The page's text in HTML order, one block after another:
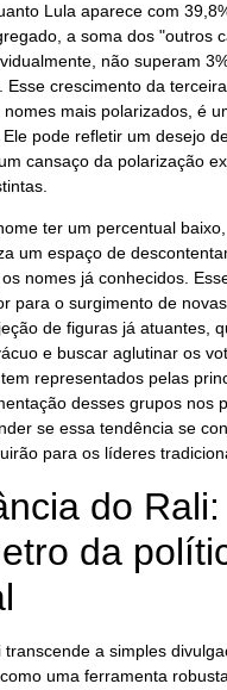
Lula aparece com
a soma dos "outros
não superam
Esse crescimento da
mais polarizados, é
pode refletir um desejo
cansaço da polarização
ter um percentual
um espaço de
nomes já conhecidos.
para o surgimento de
de figuras já atuantes,
e buscar aglutinar os
representados pelas
desses grupos nos
se essa tendência se
para os líderes
do
da
a simples
uma ferramenta